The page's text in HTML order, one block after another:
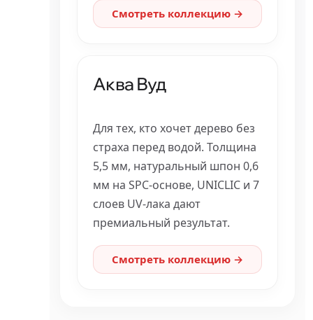
Смотреть коллекцию →
Аква Вуд
Для тех, кто хочет дерево без
страха перед водой. Толщина
5,5 мм, натуральный шпон 0,6
мм на SPC-основе, UNICLIC и 7
слоев UV-лака дают
премиальный результат.
Смотреть коллекцию →